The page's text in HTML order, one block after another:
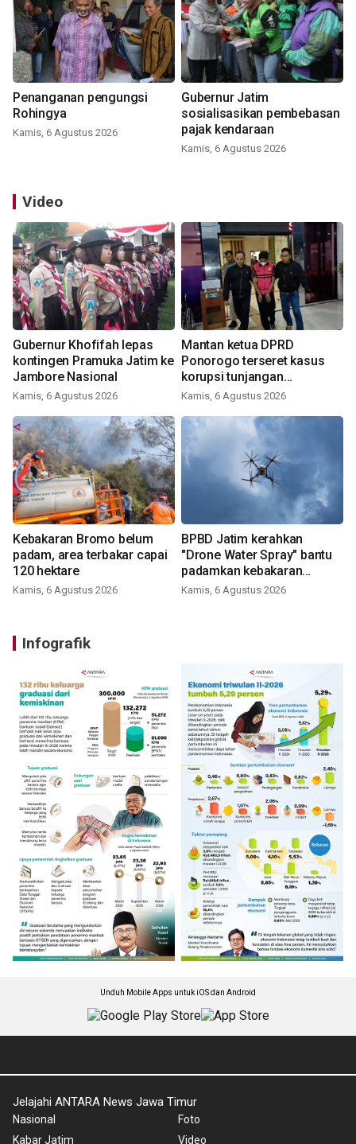
Penanganan pengungsi
Rohingya
Kamis, 6 Agustus 2026
Gubernur Jatim
sosialisasikan pembebasan
pajak kendaraan
Kamis, 6 Agustus 2026
Video
Gubernur Khofifah lepas
kontingen Pramuka Jatim ke
Jambore Nasional
Kamis, 6 Agustus 2026
Mantan ketua DPRD
Ponorogo terseret kasus
korupsi tunjangan
perumahan
Kamis, 6 Agustus 2026
Kebakaran Bromo belum
padam, area terbakar capai
120 hektare
Kamis, 6 Agustus 2026
BPBD Jatim kerahkan
"Drone Water Spray" bantu
padamkan kebakaran
Bromo
Kamis, 6 Agustus 2026
Infografik
Unduh Mobile Apps untuk iOS dan Android
Jelajahi ANTARA News Jawa Timur
Nasional
Kabar Jatim
Foto
Video